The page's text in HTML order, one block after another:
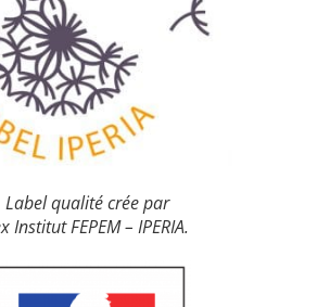
Label qualité crée par
Institut FEPEM – IPERIA.